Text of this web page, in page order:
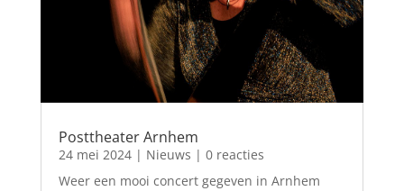
Posttheater Arnhem
24 mei 2024| Nieuws | 0 reacties
Weer een mooi concert gegeven in Arnhem